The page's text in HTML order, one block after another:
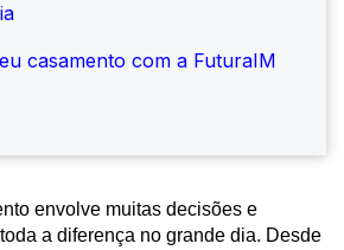
casamento com a FuturaIM
envolve muitas decisões e
a diferença no grande dia. Desde